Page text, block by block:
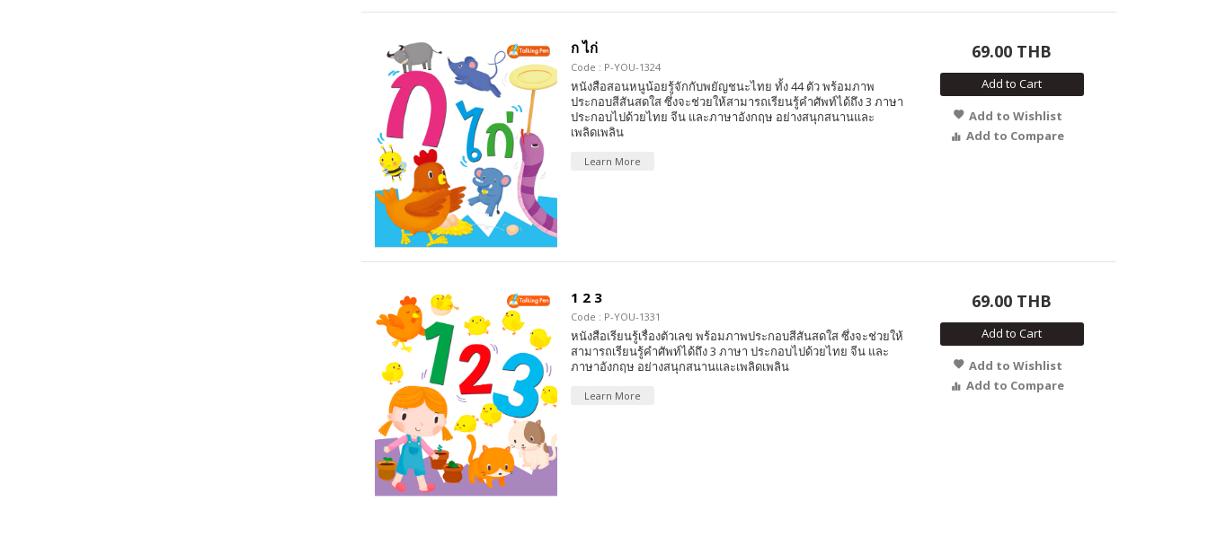
ก ไก่
Code : P-YOU-1324
หนังสือสอนหนูน้อยรู้จักกับพยัญชนะไทย ทั้ง 44 ตัว พร้อมภาพ
ประกอบสีสันสดใส ซึ่งจะช่วยให้สามารถเรียนรู้คำศัพท์ได้ถึง 3 ภาษา
ประกอบไปด้วยไทย จีน และภาษาอังกฤษ อย่างสนุกสนานและ
เพลิดเพลิน
Learn More
69.00 THB
Add to Cart
Add to Wishlist
Add to Compare
1 2 3
Code : P-YOU-1331
หนังสือเรียนรู้เรื่องตัวเลข พร้อมภาพประกอบสีสันสดใส ซึ่งจะช่วยให้
สามารถเรียนรู้คำศัพท์ได้ถึง 3 ภาษา ประกอบไปด้วยไทย จีน และ
ภาษาอังกฤษ อย่างสนุกสนานและเพลิดเพลิน
Learn More
69.00 THB
Add to Cart
Add to Wishlist
Add to Compare